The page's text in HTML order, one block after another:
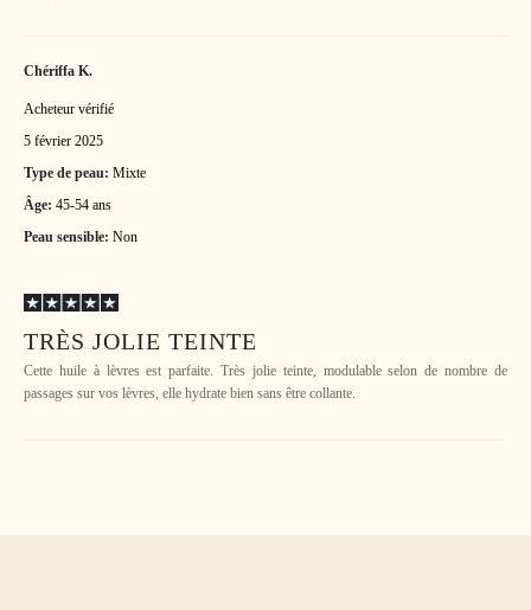
Chériffa K.
Acheteur vérifié
5 février 2025
Type de peau: Mixte
Âge: 45-54 ans
Peau sensible: Non
TRÈS JOLIE TEINTE
Cette huile à lèvres est parfaite. Très jolie teinte, modulable selon de nombre de
passages sur vos lèvres, elle hydrate bien sans être collante.